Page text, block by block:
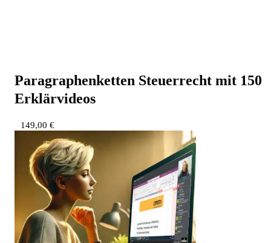
Para­gra­phen­ket­ten Steu­er­recht mit 150
Erklärvideos
149,00 €